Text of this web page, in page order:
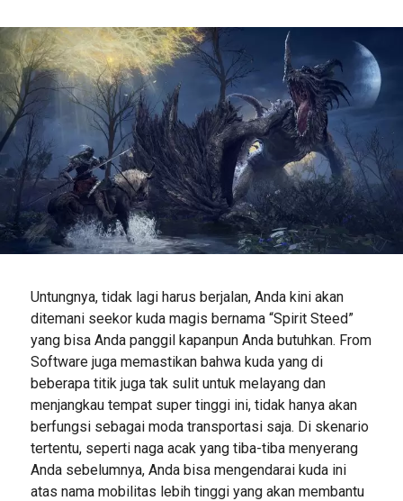
Untungnya, tidak lagi harus berjalan, Anda kini akan
ditemani seekor kuda magis bernama “Spirit Steed”
yang bisa Anda panggil kapanpun Anda butuhkan. From
Software juga memastikan bahwa kuda yang di
beberapa titik juga tak sulit untuk melayang dan
menjangkau tempat super tinggi ini, tidak hanya akan
berfungsi sebagai moda transportasi saja. Di skenario
tertentu, seperti naga acak yang tiba-tiba menyerang
Anda sebelumnya, Anda bisa mengendarai kuda ini
atas nama mobilitas lebih tinggi yang akan membantu